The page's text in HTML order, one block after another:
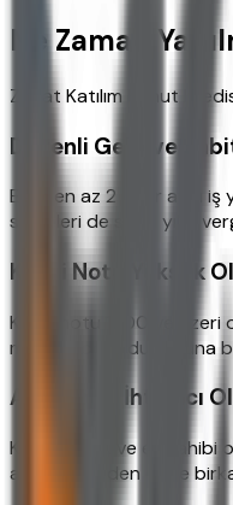
Ne Zaman
Ziraat Katılım Konut
Düzenli Gelir ve
Eğer en az 2 yıldır aynı
sahipleri de son 1 yıllık
Kredi Notu Yüksek
Kredi notu 1200 ve üzeri
mevcut borç durumuna
Acil Konut İhtiyacı
Kiracıysanız ve ev sahibi
acele etmeden önce